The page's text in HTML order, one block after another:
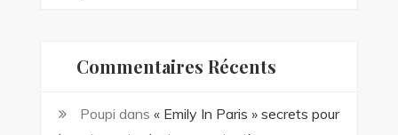
Commentaires Récents
Poupi dans « Emily In Paris » secrets pour